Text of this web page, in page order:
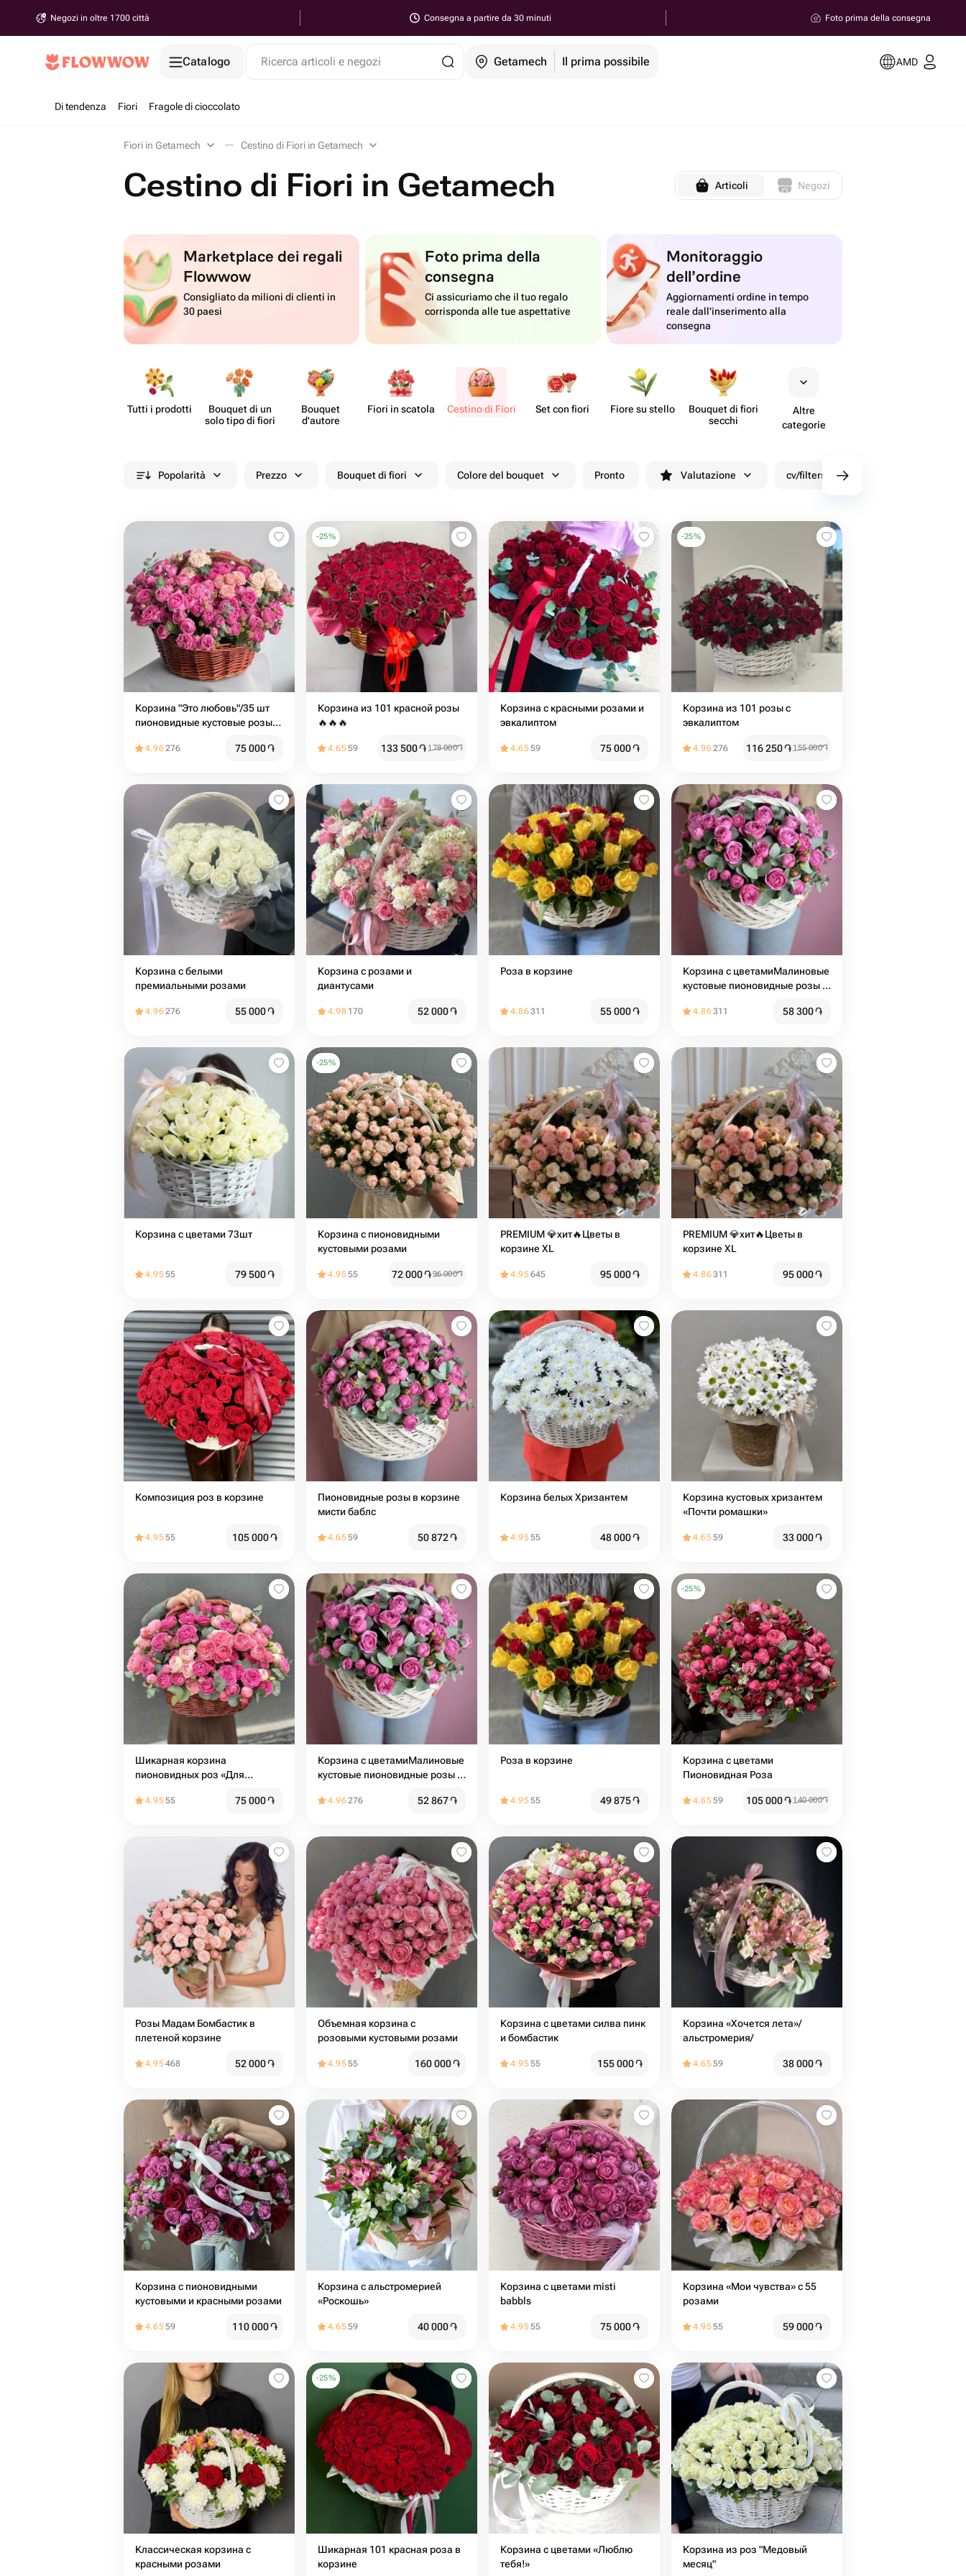
Negozi in oltre 1700 città Consegna a partire da 30 minuti Foto prima della consegna
Catalogo Ricerca articoli e negozi Getamech Il prima possibile AMD
Di tendenza Fiori Fragole di cioccolato
Fiori in Getamech Cestino di Fiori in Getamech
Cestino di Fiori in Getamech Articoli Negozi
Marketplace dei regali
Flowwow
Consigliato da milioni di clienti in
30 paesi
Foto prima della
consegna
Ci assicuriamo che il tuo regalo
corrisponda alle tue aspettative
Monitoraggio
dell’ordine
Aggiornamenti ordine in tempo
reale dall’inserimento alla
consegna
Tutti i prodotti
Bouquet di un
solo tipo di fiori
Bouquet
d'autore
Fiori in scatola Cestino di Fiori Set con fiori Fiore su stello
Bouquet di fiori
secchi
Altre
categorie
Popolarità Prezzo Bouquet di fiori Colore del bouquet Pronto Valutazione cv/filters/name_fast_delivery
Корзина "Это любовь"/35 шт
пионовидные кустовые розы/
4.96276 75 000֏
-25%
Корзина из 101 красной розы
🔥🔥🔥
4.6559 133 500֏ 178 000֏
Корзина с красными розами и
эвкалиптом
4.6559 75 000֏
-25%
Корзина из 101 розы с
эвкалиптом
4.96276 116 250֏ 155 000֏
Корзина с белыми
премиальными розами
4.96276 55 000֏
Корзина с розами и
диантусами
4.98 170 52 000֏
Роза в корзине
4.86311 55 000֏
Корзина с цветамиМалиновые
кустовые пионовидные розы в
4.86311 58 300֏
Корзина с цветами 73шт
4.9555 79 500֏
-25%
Корзина с пионовидными
кустовыми розами
4.9555 72 000֏96 000֏
PREMIUM 💎хит🔥Цветы в
корзине XL
4.95645 95 000֏
PREMIUM 💎хит🔥Цветы в
корзине XL
4.86311 95 000֏
Композиция роз в корзине
4.9555 105 000֏
Пионовидные розы в корзине
мисти баблс
4.6559 50 872֏
Корзина белых Хризантем
4.9555 48 000֏
Корзина кустовых хризантем
«Почти ромашки»
4.6559 33 000֏
Шикарная корзина
пионовидных роз «Для
4.9555 75 000֏
Корзина с цветамиМалиновые
кустовые пионовидные розы в
4.96276 52 867֏
Роза в корзине
4.9555 49 875֏
-25%
Корзина с цветами
Пионовидная Роза
4.6559 105 000֏ 140 000֏
Розы Мадам Бомбастик в
плетеной корзине
4.95468 52 000֏
Объемная корзина с
розовыми кустовыми розами
4.9555 160 000֏
Корзина с цветами силва пинк
и бомбастик
4.9555 155 000֏
Корзина «Хочется лета»/
альстромерия/
4.6559 38 000֏
Корзина с пионовидными
кустовыми и красными розами
4.6559 110 000֏
Корзина с альстромерией
«Роскошь»
4.6559 40 000֏
Корзина с цветами misti
babbls
4.9555 75 000֏
Корзина «Мои чувства» с 55
розами
4.9555 59 000֏
Классическая корзина с
красными розами
-25%
Шикарная 101 красная роза в
корзине
Корзина с цветами «Люблю
тебя!»
Корзина из роз "Медовый
месяц"